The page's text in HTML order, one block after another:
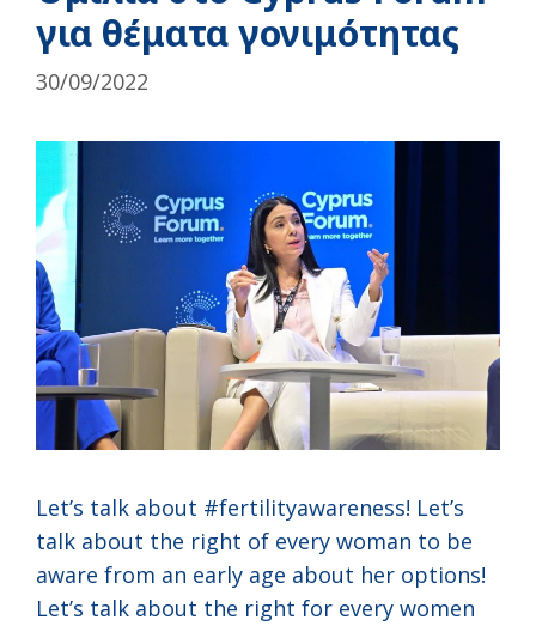
για θέματα γονιμότητας
30/09/2022
Let’s talk about #fertilityawareness! Let’s
talk about the right of every woman to be
aware from an early age about her options!
Let’s talk about the right for every women